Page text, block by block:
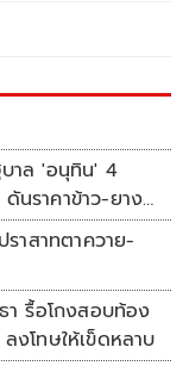
าล 'อนุทิน' 4
นราคาข้าว-ยาง-
าตรการช่วยลด
าสาทตาควาย-
รื้อโกงสอบท้อง
งโทษให้เข็ดหลาบ